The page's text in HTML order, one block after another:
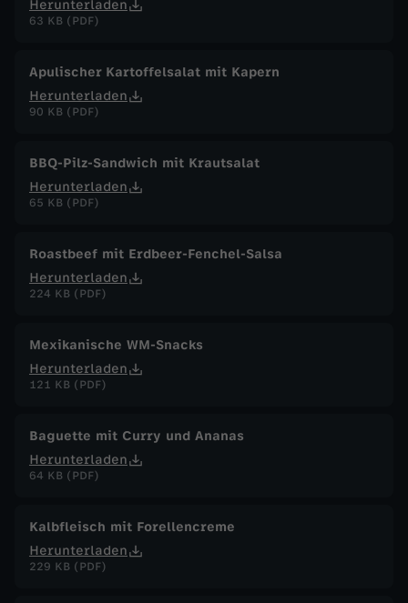
Herunterladen
63 KB (PDF)
Apulischer Kartoffelsalat mit Kapern
Herunterladen
90 KB (PDF)
BBQ-Pilz-Sandwich mit Krautsalat
Herunterladen
65 KB (PDF)
Roastbeef mit Erdbeer-Fenchel-Salsa
Herunterladen
224 KB (PDF)
Mexikanische WM-Snacks
Herunterladen
121 KB (PDF)
Baguette mit Curry und Ananas
Herunterladen
64 KB (PDF)
Kalbfleisch mit Forellencreme
Herunterladen
229 KB (PDF)